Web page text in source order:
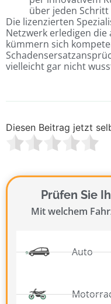
über jeden
Die lizenzierten
Netzwerk erledigen
kümmern sich
vielleicht gar nicht
Diesen Beitrag jetzt
Prüfen Sie
Mit welchem
Auto